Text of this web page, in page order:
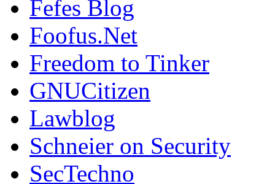
Fefes Blog
Foofus.Net
Freedom to Tinker
GNUCitizen
Lawblog
Schneier on Security
SecTechno